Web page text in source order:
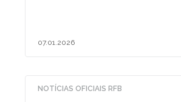
07.01.2026
NOTÍCIAS OFICIAIS RFB